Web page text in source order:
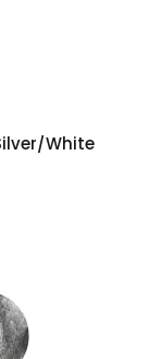
White